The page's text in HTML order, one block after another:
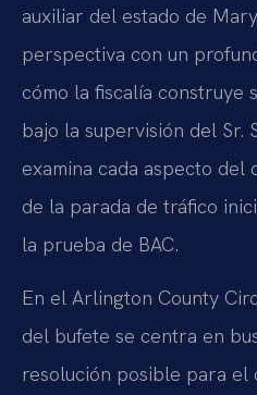
auxiliar del estado de
perspectiva con un
cómo la fiscalía construye
bajo la supervisión del Sr.
examina cada aspecto del
de la parada de tráfico
la prueba de BAC.
En el Arlington County
del bufete se centra en
resolución posible para el